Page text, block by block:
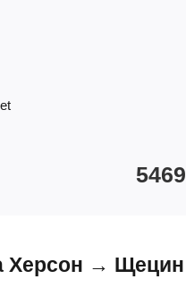
5469
Херсон → Щецин